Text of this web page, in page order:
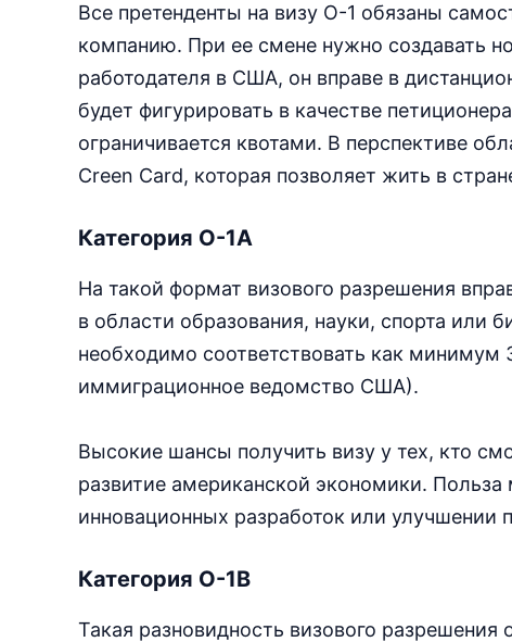
Все претенденты на визу О-1 обязаны
компанию. При ее смене нужно создавать
работодателя в США, он вправе в
будет фигурировать в качестве
ограничивается квотами. В перспективе
Creen Card, которая позволяет жить в
Категория О-1А
На такой формат визового разрешения
в области образования, науки, спорта или
необходимо соответствовать как
иммиграционное ведомство США).
Высокие шансы получить визу у тех, кто
развитие американской экономики.
инновационных разработок или улучшении
Категория О-1В
Такая разновидность визового